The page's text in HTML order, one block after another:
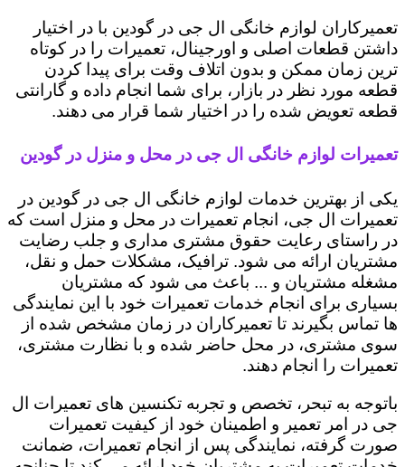
تعمیرکاران لوازم خانگی ال جی در گودین با در اختیار
داشتن قطعات اصلی و اورجینال، تعمیرات را در کوتاه
ترین زمان ممکن و بدون اتلاف وقت برای پیدا کردن
قطعه مورد نظر در بازار، برای شما انجام داده و گارانتی
قطعه تعویض شده را در اختیار شما قرار می دهند.
تعمیرات لوازم خانگی ال جی در محل و منزل در گودین
یکی از بهترین خدمات لوازم خانگی ال جی در گودین در
تعمیرات ال جی، انجام تعمیرات در محل و منزل است که
در راستای رعایت حقوق مشتری مداری و جلب رضایت
مشتریان ارائه می شود. ترافیک، مشکلات حمل و نقل،
مشغله مشتریان و ... باعث می شود که مشتریان
بسیاری برای انجام خدمات تعمیرات خود با این نمایندگی
ها تماس بگیرند تا تعمیرکاران در زمان مشخص شده از
سوی مشتری، در محل حاضر شده و با نظارت مشتری،
تعمیرات را انجام دهند.
باتوجه به تبحر، تخصص و تجربه تکنسین های تعمیرات ال
جی در امر تعمیر و اطمینان خود از کیفیت تعمیرات
صورت گرفته، نمایندگی پس از انجام تعمیرات، ضمانت